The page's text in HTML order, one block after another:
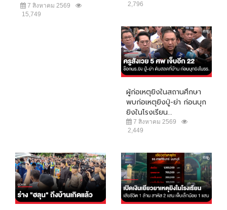
7 สิงหาคม 2569
15,749
2,796
ผู้ก่อเหตุยิงในสถานศึกษา
พบก่อเหตุยิงปู่-ย่า ก่อนบุก
ยิงในโรงเรียน...
7 สิงหาคม 2569
2,449